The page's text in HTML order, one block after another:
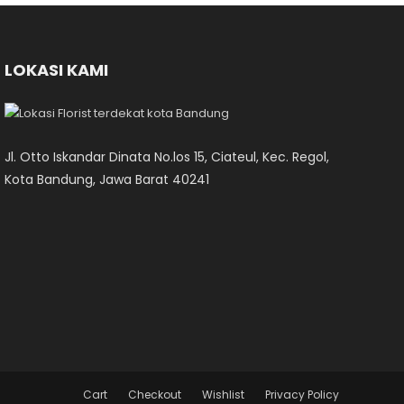
LOKASI KAMI
Jl. Otto Iskandar Dinata No.los 15, Ciateul, Kec. Regol,
Kota Bandung, Jawa Barat 40241
Cart Checkout Wishlist Privacy Policy